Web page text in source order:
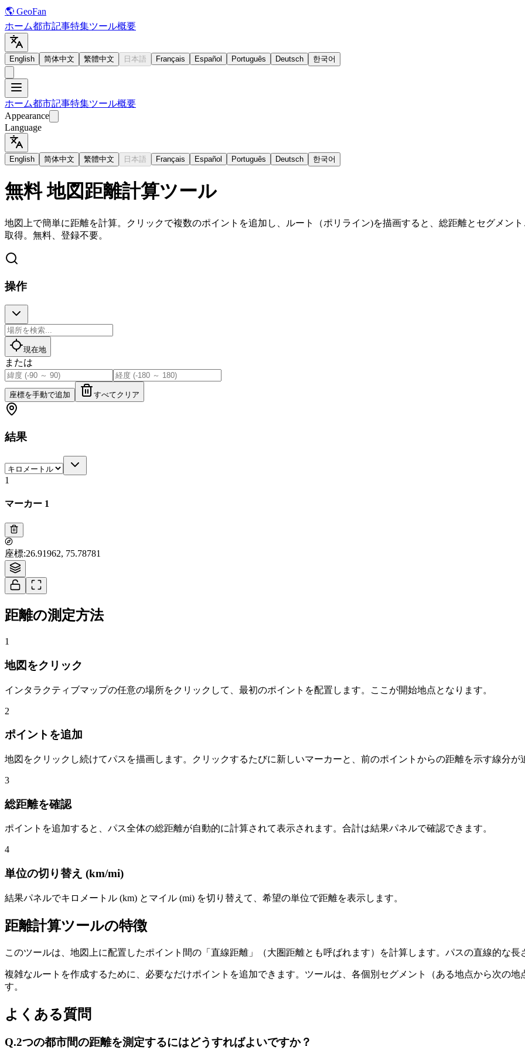
🌎 GeoFan
ホーム都市記事特集ツール概要
English 简体中文 繁體中文 日本語 Français Español Português Deutsch 한국어
ホーム都市記事特集ツール概要
Appearance
Language
English 简体中文 繁體中文 日本語 Français Español Português Deutsch 한국어
無料 地図距離計算ツール
地図上で簡単に距離を計算。クリックで複数のポイントを追加し、ルート（ポリライン)を描画すると、総距離とセグメン
取得。無料、登録不要。
操作
現在地
または
座標を手動で追加 すべてクリア
結果
1
マーカー 1
座標:26.91962, 75.78781
距離の測定方法
1
地図をクリック
インタラクティブマップの任意の場所をクリックして、最初のポイントを配置します。ここが開始地点となります。
2
ポイントを追加
地図をクリックし続けてパスを描画します。クリックするたびに新しいマーカーと、前のポイントからの距離を示す線分が
3
総距離を確認
ポイントを追加すると、パス全体の総距離が自動的に計算されて表示されます。合計は結果パネルで確認できます。
4
単位の切り替え (km/mi)
結果パネルでキロメートル (km) とマイル (mi) を切り替えて、希望の単位で距離を表示します。
距離計算ツールの特徴
このツールは、地図上に配置したポイント間の「直線距離」（大圏距離とも呼ばれます）を計算します。パスの直線的な長
複雑なルートを作成するために、必要なだけポイントを追加できます。ツールは、各個別セグメント（ある地点から次の
す。
よくある質問
Q.2つの都市間の距離を測定するにはどうすればよいですか？